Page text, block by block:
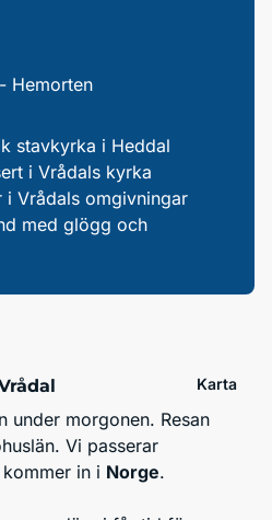
Hemorten
stavkyrka i Heddal
i Vrådals kyrka
i Vrådals omgivningar
med glögg och
Karta
under morgonen. Resan
Vi passerar
in i Norge.